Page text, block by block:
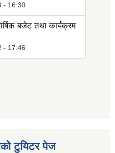
- 16:30
बजेट तथा कार्यक्रम
- 17:46
टुयिटर पेज